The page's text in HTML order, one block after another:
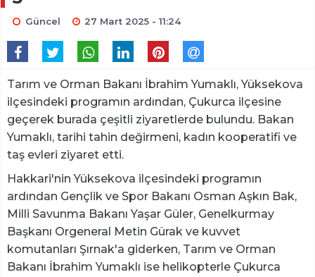
Güncel 27 Mart 2025 - 11:24
Tarım ve Orman Bakanı İbrahim Yumaklı, Yüksekova
ilçesindeki programın ardından, Çukurca ilçesine
geçerek burada çeşitli ziyaretlerde bulundu. Bakan
Yumaklı, tarihi tahin değirmeni, kadın kooperatifi ve
taş evleri ziyaret etti.
Hakkari'nin Yüksekova ilçesindeki programın
ardından Gençlik ve Spor Bakanı Osman Aşkın Bak,
Milli Savunma Bakanı Yaşar Güler, Genelkurmay
Başkanı Orgeneral Metin Gürak ve kuvvet
komutanları Şırnak'a giderken, Tarım ve Orman
Bakanı İbrahim Yumaklı ise helikopterle Çukurca